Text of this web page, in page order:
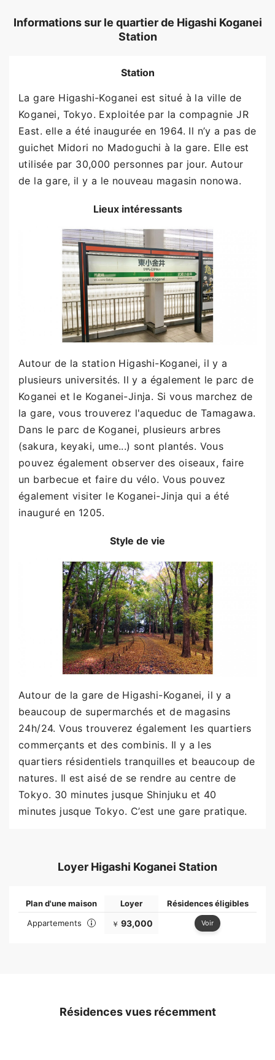
Informations sur le quartier de Higashi Koganei
Station
Station
La gare Higashi-Koganei est situé à la ville de
Koganei, Tokyo. Exploitée par la compagnie JR
East. elle a été inaugurée en 1964. Il n’y a pas de
guichet Midori no Madoguchi à la gare. Elle est
utilisée par 30,000 personnes par jour. Autour
de la gare, il y a le nouveau magasin nonowa.
Lieux intéressants
Autour de la station Higashi-Koganei, il y a
plusieurs universités. Il y a également le parc de
Koganei et le Koganei-Jinja. Si vous marchez de
la gare, vous trouverez l'aqueduc de Tamagawa.
Dans le parc de Koganei, plusieurs arbres
(sakura, keyaki, ume...) sont plantés. Vous
pouvez également observer des oiseaux, faire
un barbecue et faire du vélo. Vous pouvez
également visiter le Koganei-Jinja qui a été
inauguré en 1205.
Style de vie
Autour de la gare de Higashi-Koganei, il y a
beaucoup de supermarchés et de magasins
24h/24. Vous trouverez également les quartiers
commerçants et des combinis. Il y a les
quartiers résidentiels tranquilles et beaucoup de
natures. Il est aisé de se rendre au centre de
Tokyo. 30 minutes jusque Shinjuku et 40
minutes jusque Tokyo. C’est une gare pratique.
Loyer Higashi Koganei Station
Plan d'une maison Loyer
Résidences éligibles
Appartements
￥ 93,000 Voir
Résidences vues récemment